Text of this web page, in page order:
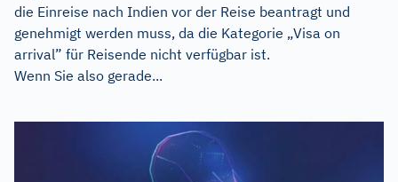
die Einreise nach Indien vor der Reise beantragt und
genehmigt werden muss, da die Kategorie „Visa on
arrival” für Reisende nicht verfügbar ist.
Wenn Sie also gerade...